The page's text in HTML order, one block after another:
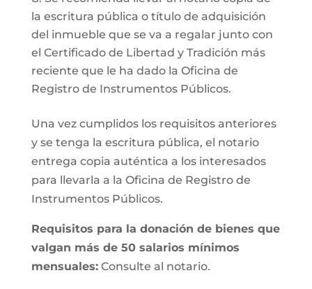
la escritura pública o título de adquisición
del inmueble que se va a regalar junto con
el Certificado de Libertad y Tradición más
reciente que le ha dado la Oficina de
Registro de Instrumentos Públicos.
Una vez cumplidos los requisitos anteriores
y se tenga la escritura pública, el notario
entrega copia auténtica a los interesados
para llevarla a la Oficina de Registro de
Instrumentos Públicos.
Requisitos para la donación de bienes que
valgan más de 50 salarios mínimos
mensuales:Consulte al notario.